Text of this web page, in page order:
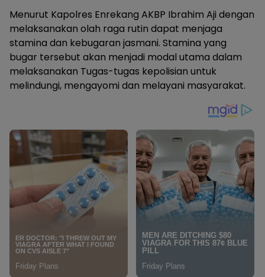
Menurut Kapolres Enrekang AKBP Ibrahim Aji dengan
melaksanakan olah raga rutin dapat menjaga
stamina dan kebugaran jasmani. Stamina yang
bugar tersebut akan menjadi modal utama dalam
melaksanakan Tugas-tugas kepolisian untuk
melindungi, mengayomi dan melayani masyarakat.